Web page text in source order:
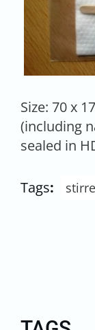
Size: 70 x
(including
sealed in
Tags: